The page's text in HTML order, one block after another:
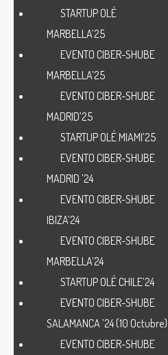
CIBERSECURITY SPAIN
SHUBE)se define a
ámbito transnacional
actividades desde
Ciberseguridad,
reformas que ayuden y
económica y
Este proyecto cuenta con
Plan de
Resiliencia y de la
STARTUP OLÉ
MARBELLA’25
EVENTO CIBER-SHUBE
MARBELLA’25
EVENTO CIBER-SHUBE
MADRID’25
STARTUP OLÉ MIAMI’25
EVENTO CIBER-SHUBE
MADRID ’24
EVENTO CIBER-SHUBE
IBIZA’24
EVENTO CIBER-SHUBE
MARBELLA’24
STARTUP OLÉ CHILE’24
EVENTO CIBER-SHUBE
SALAMANCA ’24 (10 Octubre)
EVENTO CIBER-SHUBE